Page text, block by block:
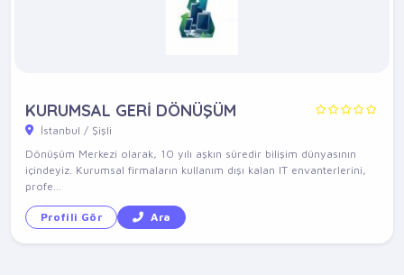
KURUMSAL GERİ DÖNÜŞÜM
İstanbul / Şişli
Dönüşüm Merkezi olarak, 10 yılı aşkın süredir bilişim dünyasının
içindeyiz. Kurumsal firmaların kullanım dışı kalan IT envanterlerini,
profe...
Profili Gör Ara